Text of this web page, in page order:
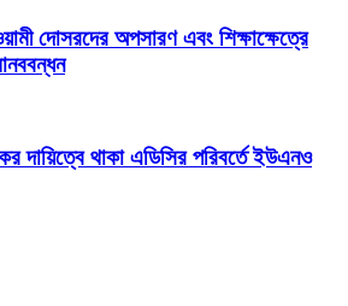
দোসরদের অপসারণ এবং শিক্ষাক্ষেত্রে
দায়িত্বে থাকা এডিসির পরিবর্তে ইউএনও